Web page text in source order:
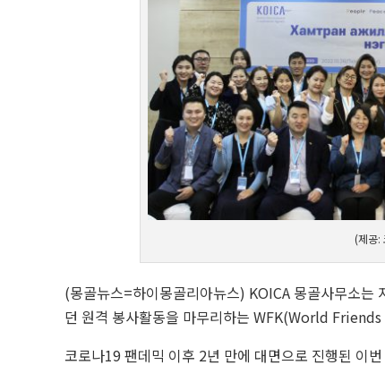
(제공:
(몽골뉴스=하이몽골리아뉴스) KOICA 몽골사무소는
던 원격 봉사활동을 마무리하는 WFK(World
코로나19 팬데믹 이후 2년 만에 대면으로 진행된 이